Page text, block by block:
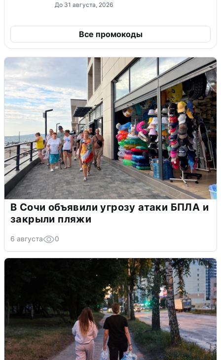
До 31 августа, 2026
Все промокоды
В Сочи объявили угрозу атаки БПЛА и
закрыли пляжи
6 августа 0